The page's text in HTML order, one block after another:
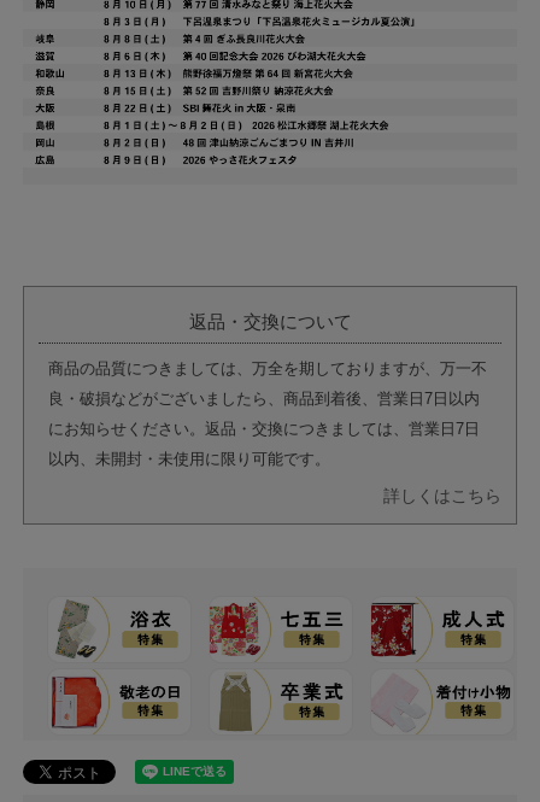
返品・交換について
商品の品質につきましては、万全を期しておりますが、万一不
良・破損などがございましたら、商品到着後、営業日7日以内
にお知らせください。返品・交換につきましては、営業日7日
以内、未開封・未使用に限り可能です。
詳しくはこちら